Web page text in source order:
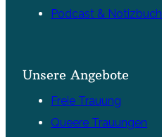
Podcast & Notizbuch
Unsere Angebote
Freie Trauung
Queere Trauungen